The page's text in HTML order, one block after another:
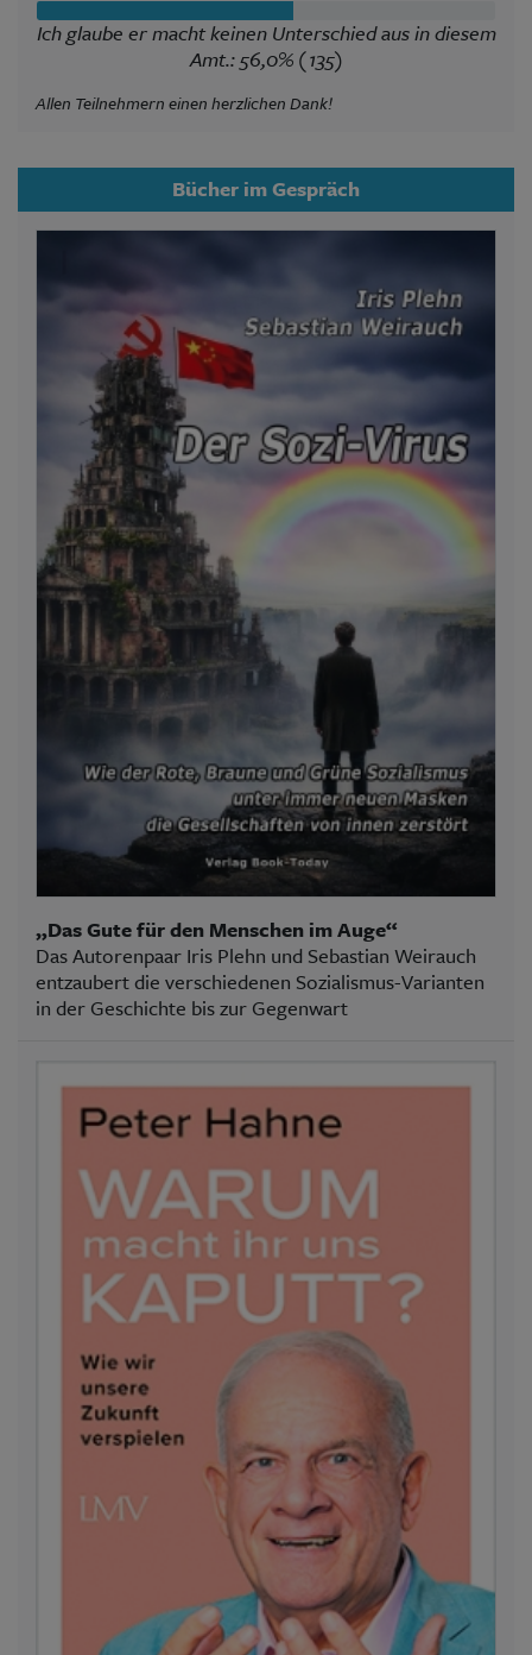
Ich glaube er macht keinen Unterschied aus in diesem
Amt.: 56,0% (135)
Allen Teilnehmern einen herzlichen Dank!
Bücher im Gespräch
„Das Gute für den Menschen im Auge“
Das Autorenpaar Iris Plehn und Sebastian Weirauch
entzaubert die verschiedenen Sozialismus-Varianten
in der Geschichte bis zur Gegenwart